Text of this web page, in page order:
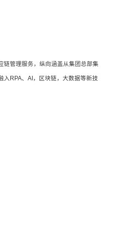
链管理服务，纵向涵盖从集团总部集
入RPA、AI，区块链，大数据等新技